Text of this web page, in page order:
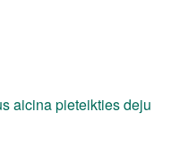
aicina pieteikties deju